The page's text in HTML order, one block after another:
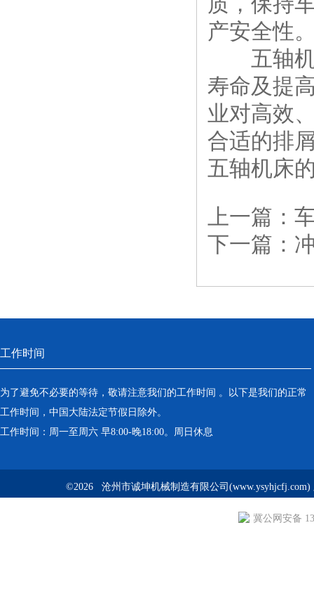
产安全性
五轴机
寿命及提
业对高效
合适的排
五轴机床
上一篇：
下一篇：
工作时间
为了避免不必要的等待，敬请注意我们的工作时间 。以下是我们的正常
工作时间，中国大陆法定节假日除外。
工作时间：周一至周六 早8:00-晚18:00。周日休息
©2026 沧州市诚坤机械制造有限公司
冀公网安备